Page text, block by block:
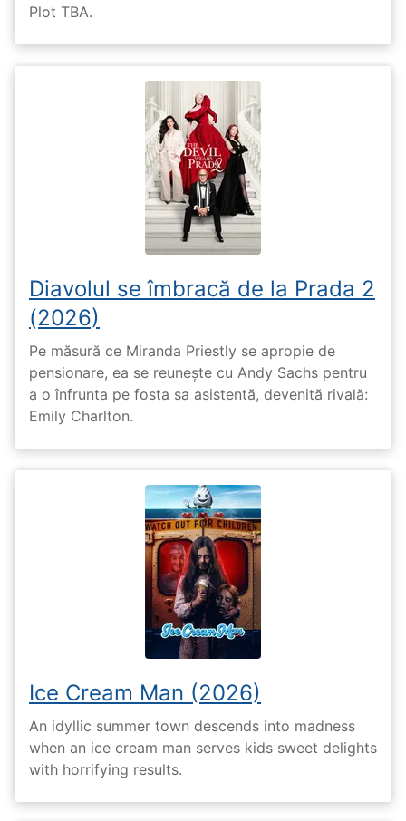
Plot TBA.
Diavolul se îmbracă de la Prada 2
(2026)
Pe măsură ce Miranda Priestly se apropie de
pensionare, ea se reunește cu Andy Sachs pentru
a o înfrunta pe fosta sa asistentă, devenită rivală:
Emily Charlton.
Ice Cream Man (2026)
An idyllic summer town descends into madness
when an ice cream man serves kids sweet delights
with horrifying results.